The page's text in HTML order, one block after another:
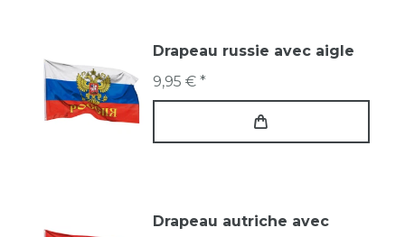
Drapeau russie avec aigle
9,95 € *
Drapeau autriche avec